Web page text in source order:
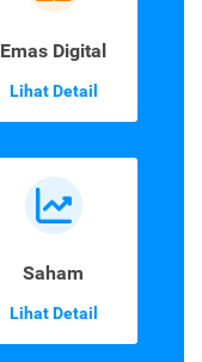
Emas Digital
Lihat Detail
Saham
Lihat Detail